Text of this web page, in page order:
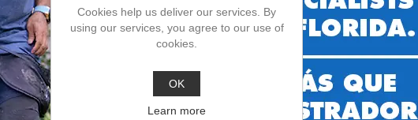
Una vez que tu perro haya dominado los comandos básicos, puedes avanzar a
como “ejercitar commandos de distancia”, “hacer sólido comandos verbales”,
“caminar al lado sin correa de obediencia (off leash)”. Esto no solo es divertido,
**Clases de Adiestramiento**
Si te sientes abrumado o simplemente quieres mejorar tus habilidades, considera
Cookies help us deliver our services. By
using our services, you agree to our use of
cookies.
OK
Learn more